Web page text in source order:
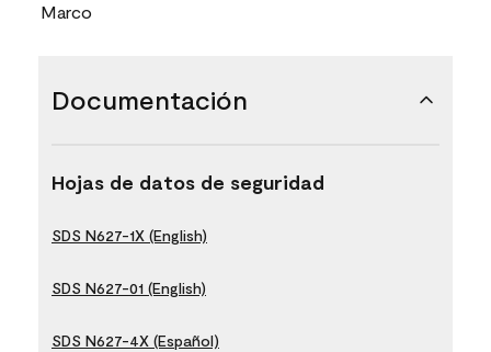
Marco
Documentación
Hojas de datos de seguridad
SDS N627-1X (English)
SDS N627-01 (English)
SDS N627-4X (Español)